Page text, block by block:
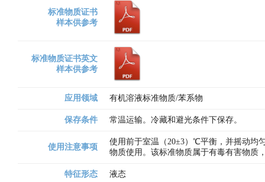
标准物质证书
样本供参考
标准物质证书英文
样本供参考
应用领域 有机溶液标准物质/苯系物
保存条件 常温运输。冷藏和避光条件下保存。
使用注意事项
使用前于室温（20±3）℃平衡，并摇动均
物质使用。该标准物质属于有毒有害物质
特征形态 液态